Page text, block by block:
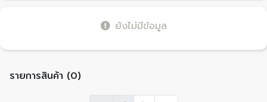
ยังไม่มีข้อมูล
รายการสินค้า (0)